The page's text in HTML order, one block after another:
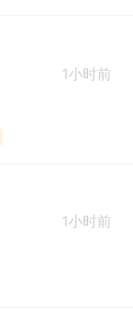
1小时前
1小时前